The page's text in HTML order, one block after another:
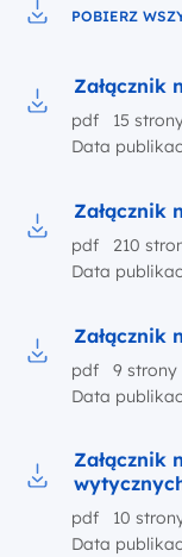
Załącznik
pdf 15
Data
Załącznik
pdf 210
Data
Załącznik
pdf 9 strony
Data
Załącznik
pdf 10
Data